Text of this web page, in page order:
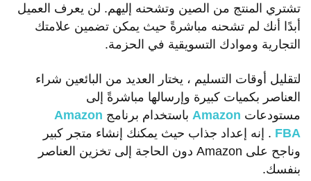
تشتري المنتج من الصين وتشحنه إليهم. لن يعرف العميل
أبدًا أنك لم تشحنه مباشرةً حيث يمكن تضمين علامتك
التجارية وموادك التسويقية في الحزمة.
لتقليل أوقات التسليم ، يختار العديد من البائعين شراء
العناصر بكميات كبيرة وإرسالها مباشرةً إلى
مستودعات Amazon باستخدام برنامج Amazon
FBA . إنه إعداد جذاب حيث يمكنك إنشاء متجر كبير
وناجح على Amazon دون الحاجة إلى تخزين العناصر
بنفسك.